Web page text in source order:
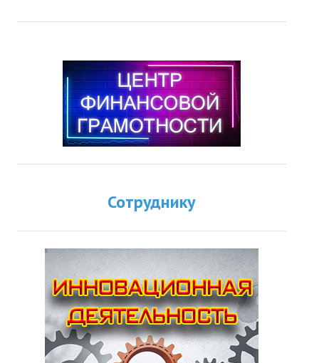
Сотруднику